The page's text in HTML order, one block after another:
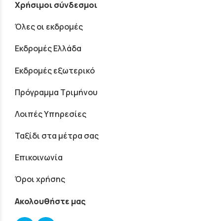
Χρήσιμοι σύνδεσμοι
Όλες οι εκδρομές
Εκδρομές Ελλάδα
Εκδρομές εξωτερικό
Πρόγραμμα Τριμήνου
Λοιπές Υπηρεσίες
Ταξίδι στα μέτρα σας
Επικοινωνία
Όροι χρήσης
Ακολουθήστε μας